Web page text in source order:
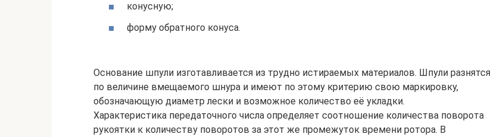
конусную;
форму обратного конуса.
Основание шпули изготавливается из трудно истираемых материалов. Шпули разнятся
по величине вмещаемого шнура и имеют по этому критерию свою маркировку,
обозначающую диаметр лески и возможное количество её укладки.
Характеристика передаточного числа определяет соотношение количества поворота
рукоятки к количеству поворотов за этот же промежуток времени ротора. В